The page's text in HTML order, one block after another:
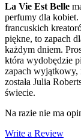
La Vie Est Belle
perfumy dla
francuskich
piękne, to zapach
każdym dniem.
która wydobędzie
zapach wyjątkowy,
została Julia
świecie.
Na razie nie ma
Write a Review